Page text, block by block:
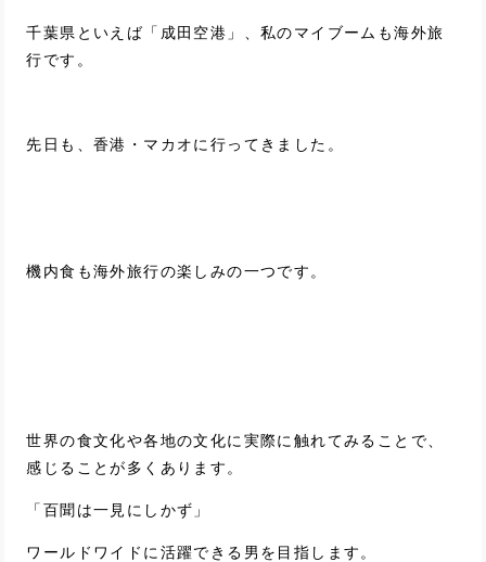
千葉県といえば「成田空港」、私のマイブームも海外旅
行です。
先日も、香港・マカオに行ってきました。
機内食も海外旅行の楽しみの一つです。
世界の食文化や各地の文化に実際に触れてみることで、
感じることが多くあります。
「百聞は一見にしかず」
ワールドワイドに活躍できる男を目指します。